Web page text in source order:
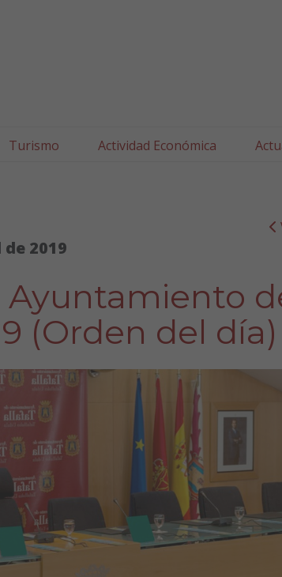
Turismo Actividad Económica
2019
Ayuntamiento
(Orden del día)